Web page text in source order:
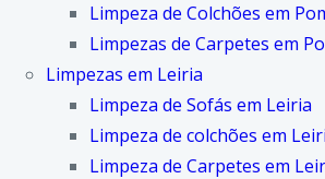
Limpeza de Colchões em
Limpezas de Carpetes em
Limpezas em Leiria
Limpeza de Sofás em Leiria
Limpeza de colchões em
Limpeza de Carpetes em